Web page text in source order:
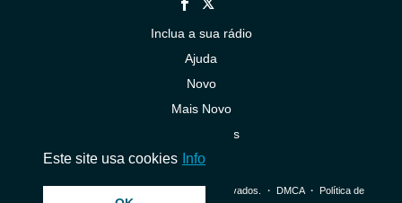
Inclua a sua rádio
Ajuda
Novo
Mais Novo
Contacte-nos
© 2026 InstantAudio. Todos os direitos reservados. ・ DMCA・ Política de
Este site usa cookies Info